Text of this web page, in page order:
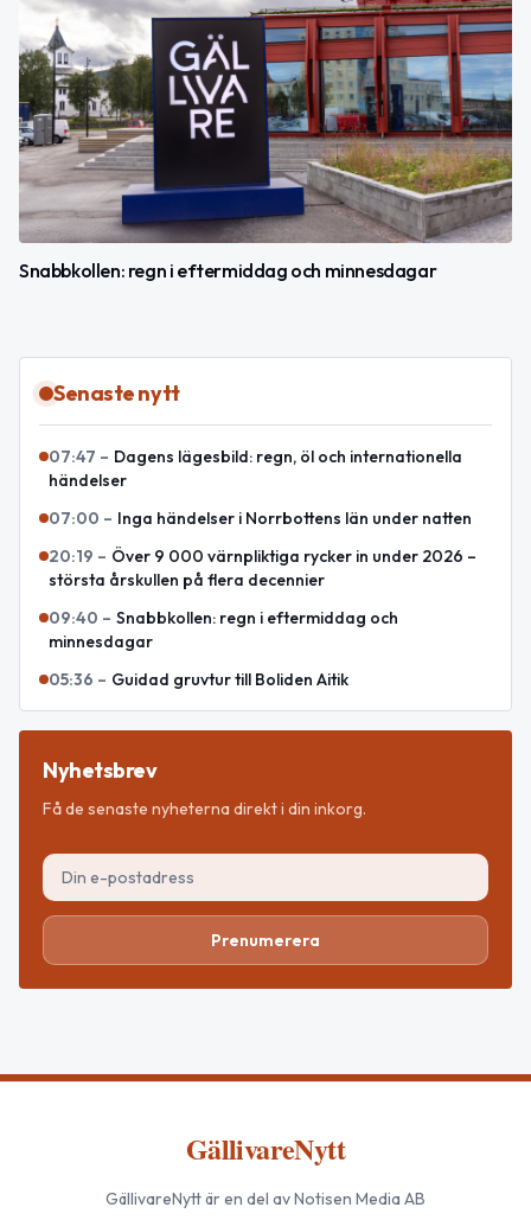
Snabbkollen: regn i eftermiddag och minnesdagar
Senaste nytt
07:47 – Dagens lägesbild: regn, öl och internationella
händelser
07:00 – Inga händelser i Norrbottens län under natten
20:19 – Över 9 000 värnpliktiga rycker in under 2026 –
största årskullen på flera decennier
09:40 – Snabbkollen: regn i eftermiddag och
minnesdagar
05:36 – Guidad gruvtur till Boliden Aitik
Nyhetsbrev
Få de senaste nyheterna direkt i din inkorg.
Prenumerera
GällivareNytt
GällivareNyttär en del av Notisen Media AB